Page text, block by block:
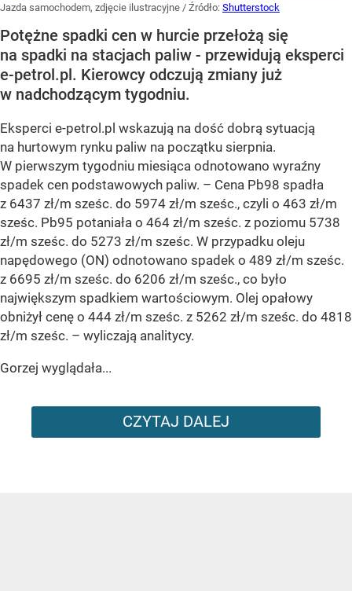
Jazda samochodem, zdjęcie ilustracyjne / Źródło: Shutterstock
Potężne spadki cen w hurcie przełożą się
na spadki na stacjach paliw - przewidują eksperci
e-petrol.pl. Kierowcy odczują zmiany już
w nadchodzącym tygodniu.
Eksperci e-petrol.pl wskazują na dość dobrą sytuacją
na hurtowym rynku paliw na początku sierpnia.
W pierwszym tygodniu miesiąca odnotowano wyraźny
spadek cen podstawowych paliw. – Cena Pb98 spadła
z 6437 zł/m sześc. do 5974 zł/m sześc., czyli o 463 zł/m
sześc. Pb95 potaniała o 464 zł/m sześc. z poziomu 5738
zł/m sześc. do 5273 zł/m sześc. W przypadku oleju
napędowego (ON) odnotowano spadek o 489 zł/m sześc.
z 6695 zł/m sześc. do 6206 zł/m sześc., co było
największym spadkiem wartościowym. Olej opałowy
obniżył cenę o 444 zł/m sześc. z 5262 zł/m sześc. do 4818
zł/m sześc. – wyliczają analitycy.
Gorzej wyglądała...
CZYTAJ DALEJ